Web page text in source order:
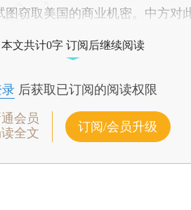
窃取美国的商业机密。中方对
本文共计0字 订阅后继续阅读
后获取已订阅的阅读权限
会员
全文
订阅/会员升级